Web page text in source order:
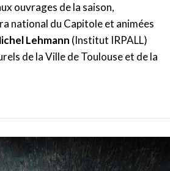
ouvrages de la saison,
national du Capitole et animées
Lehmann (Institut IRPALL)
de la Ville de Toulouse et de la